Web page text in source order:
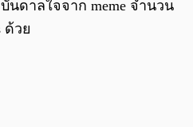
ดาลใจจาก meme จำนวน
ด้วย